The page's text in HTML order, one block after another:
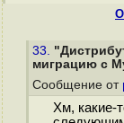
33.
миграцию с
Сообщение от
Хм, какие-